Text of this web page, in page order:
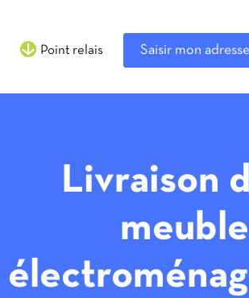
Point relais Saisir mon
Livraison